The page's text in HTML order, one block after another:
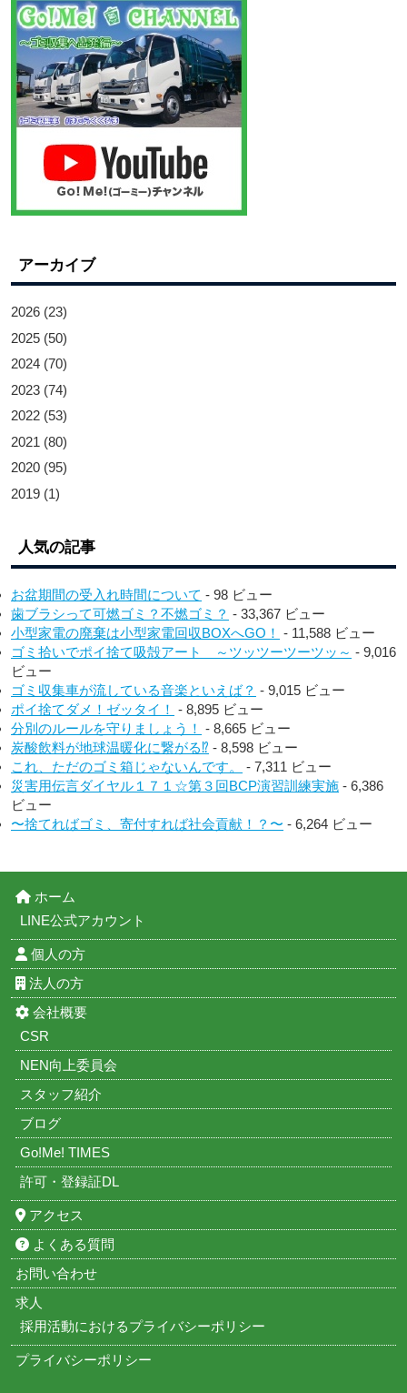
アーカイブ
2026 (23)
2025 (50)
2024 (70)
2023 (74)
2022 (53)
2021 (80)
2020 (95)
2019 (1)
人気の記事
お盆期間の受入れ時間について - 98 ビュー
歯ブラシって可燃ゴミ？不燃ゴミ？ - 33,367 ビュー
小型家電の廃棄は小型家電回収BOXへGO！ - 11,588 ビュー
ゴミ拾いでポイ捨て吸殻アート ～ツッツーツーツッ～ - 9,016
ビュー
ゴミ収集車が流している音楽といえば？ - 9,015 ビュー
ポイ捨てダメ！ゼッタイ！ - 8,895 ビュー
分別のルールを守りましょう！ - 8,665 ビュー
炭酸飲料が地球温暖化に繋がる⁉︎ - 8,598 ビュー
これ、ただのゴミ箱じゃないんです。
- 7,311 ビュー
災害用伝言ダイヤル１７１☆第３回BCP演習訓練実施 - 6,386
ビュー
〜捨てればゴミ、寄付すれば社会貢献！？〜 - 6,264 ビュー
ホーム
LINE公式アカウント
個人の方
法人の方
会社概要
CSR
NEN向上委員会
スタッフ紹介
ブログ
Go!Me! TIMES
許可・登録証DL
アクセス
よくある質問
お問い合わせ
求人
採用活動におけるプライバシーポリシー
プライバシーポリシー